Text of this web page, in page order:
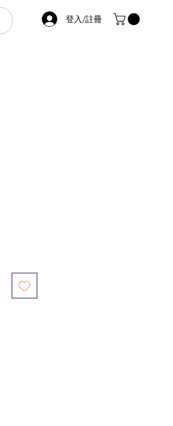
登入/註冊